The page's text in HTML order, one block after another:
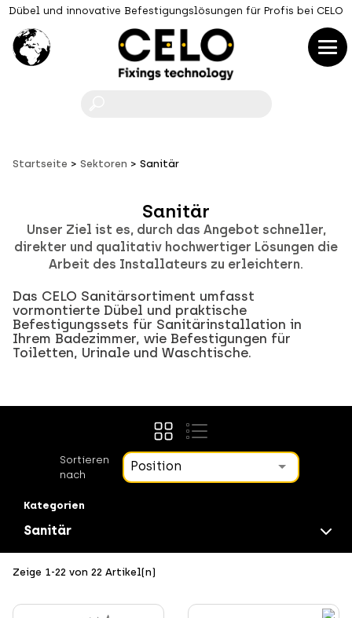
Dübel und innovative Befestigungslösungen für Profis bei CELO
Startseite Sektoren Sanitär
Sanitär
Unser Ziel ist es, durch das Angebot schneller,
direkter und qualitativ hochwertiger Lösungen die
Arbeit des Installateurs zu erleichtern.
Das CELO Sanitärsortiment umfasst
vormontierte Dübel und praktische
Befestigungssets für Sanitärinstallation in
Ihrem Badezimmer, wie Befestigungen für
Toiletten, Urinale und Waschtische.
Sortieren
nach
Position
Kategorien
Sanitär
Zeige 1-22 von 22 Artikel(n)